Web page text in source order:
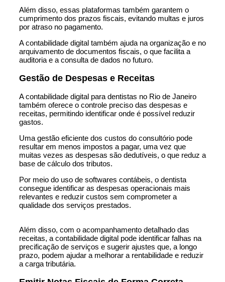
Além disso, essas plataformas também garantem o
cumprimento dos prazos fiscais, evitando multas e juros
por atraso no pagamento.
A contabilidade digital também ajuda na organização e no
arquivamento de documentos fiscais, o que facilita a
auditoria e a consulta de dados no futuro.
Gestão de Despesas e Receitas
A contabilidade digital para dentistas no Rio de Janeiro
também oferece o controle preciso das despesas e
receitas, permitindo identificar onde é possível reduzir
gastos.
Uma gestão eficiente dos custos do consultório pode
resultar em menos impostos a pagar, uma vez que
muitas vezes as despesas são dedutíveis, o que reduz a
base de cálculo dos tributos.
Por meio do uso de softwares contábeis, o dentista
consegue identificar as despesas operacionais mais
relevantes e reduzir custos sem comprometer a
qualidade dos serviços prestados.
Além disso, com o acompanhamento detalhado das
receitas, a contabilidade digital pode identificar falhas na
precificação de serviços e sugerir ajustes que, a longo
prazo, podem ajudar a melhorar a rentabilidade e reduzir
a carga tributária.